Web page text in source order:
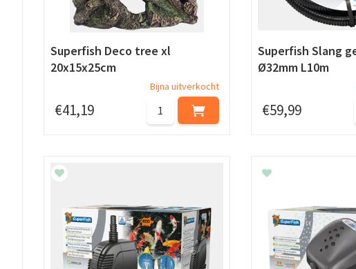
Superfish Deco tree xl
20x15x25cm
€41,19
Bijna uitverkocht
Superfish Slang
Ø32mm L10m
€59,99